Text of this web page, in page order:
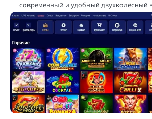
современный и удобный двухколёсный